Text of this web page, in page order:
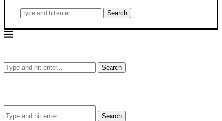
Search
Search
Search